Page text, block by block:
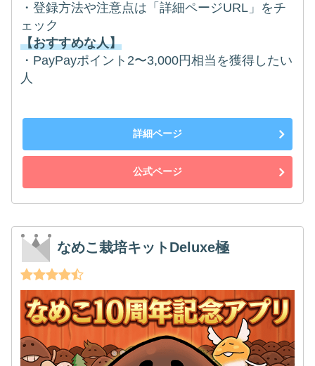
・登録方法や注意点は「詳細ページURL」をチ
ェック
【おすすめな人】
・PayPayポイント2〜3,000円相当を獲得したい
人
詳細ページ
公式ページ
なめこ栽培キットDeluxe極